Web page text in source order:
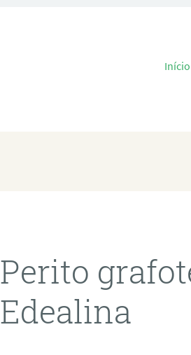
Pular
Início
Perito
Edealina